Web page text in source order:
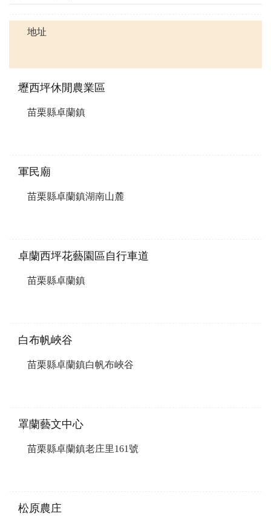
地址
壢西坪休閒農業區
苗栗縣卓蘭鎮
軍民廟
苗栗縣卓蘭鎮湖南山麓
卓蘭西坪花藝園區自行車道
苗栗縣卓蘭鎮
白布帆峽谷
苗栗縣卓蘭鎮白帆布峽谷
罩蘭藝文中心
苗栗縣卓蘭鎮老庄里161號
松原農庄